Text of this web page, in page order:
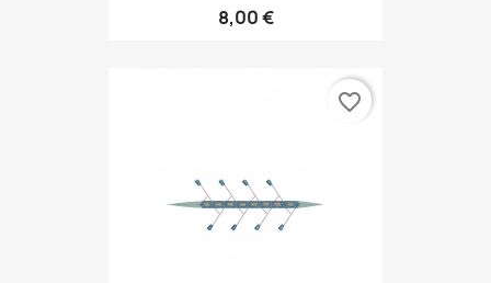
8,00 €
favorite_border